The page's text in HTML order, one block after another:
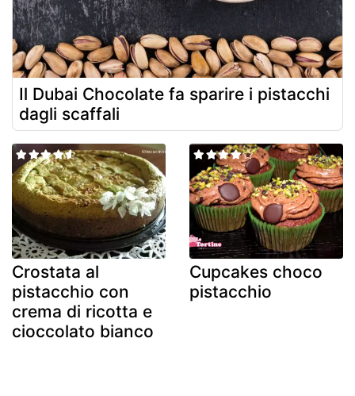
Il Dubai Chocolate fa sparire i pistacchi
dagli scaffali
Crostata al
pistacchio con
crema di ricotta e
cioccolato bianco
Cupcakes choco
pistacchio